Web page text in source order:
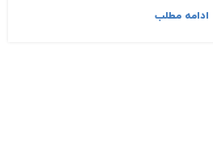
ادامه مطلب